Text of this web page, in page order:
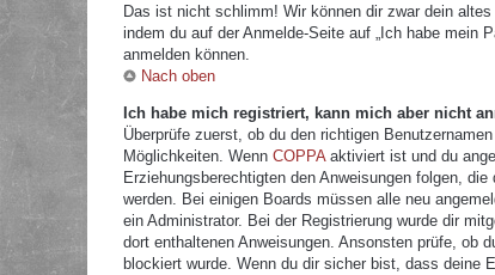
Das ist nicht schlimm! Wir können dir zwar dein
indem du auf der Anmelde-Seite auf „Ich habe mein
anmelden können.
Nach oben
Ich habe mich registriert, kann mich aber nicht
Überprüfe zuerst, ob du den richtigen
Möglichkeiten. Wenn COPPAaktiviert ist und du
Erziehungsberechtigten den Anweisungen folgen,
werden. Bei einigen Boards müssen alle neu
ein Administrator. Bei der Registrierung wurde dir
dort enthaltenen Anweisungen. Ansonsten prüfe, ob
blockiert wurde. Wenn du dir sicher bist, dass deine